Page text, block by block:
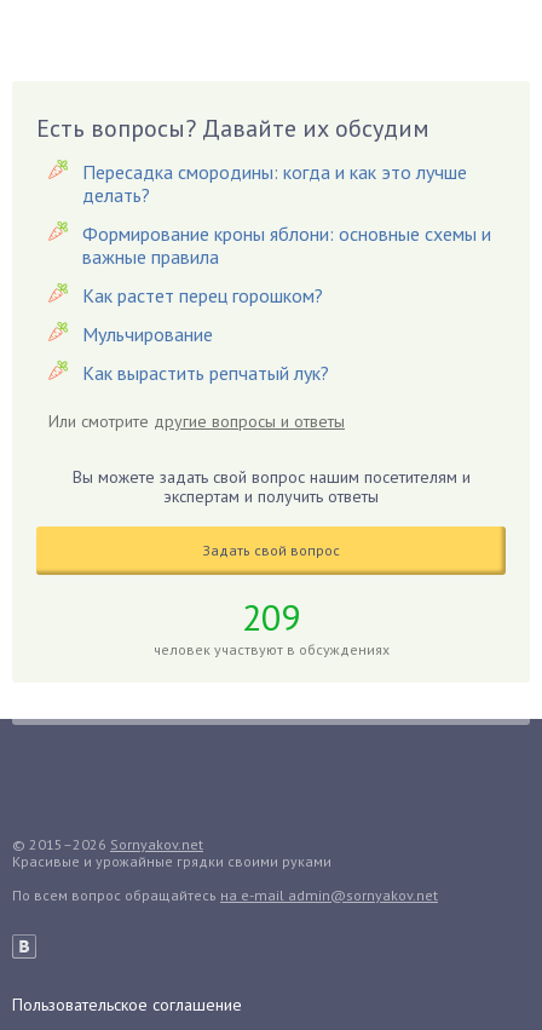
Вазоны
Вешенки
Виноград
Вишня
Вредители
Гардения
Гацания
Гвоздики
Герань
Гиппеаструм
Гладиолусы
Груша
Груши
Грядки
Дайкон
Есть вопросы? Давайте их обсудим
Пересадка смородины: когда и как это лучше
делать?
Формирование кроны яблони: основные схемы и
важные правила
Как растет перец горошком?
Мульчирование
Как вырастить репчатый лук?
Или смотрите другие вопросы и ответы
Вы можете задать свой вопрос нашим посетителям и
экспертам и получить ответы
Задать свой вопрос
209
человек участвуют в обсуждениях
© 2015–2026 Sornyakov.net
Красивые и урожайные грядки своими руками
По всем вопрос обращайтесь на e-mail admin@sornyakov.net
Пользовательское соглашение